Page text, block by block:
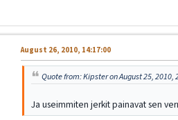
August 26, 2010, 14:17:00
Quote from: Kipster on August 25, 2010,
Ja useimmiten jerkit painavat sen